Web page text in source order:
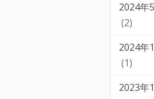
2024年
(2)
2024年
(1)
2023年